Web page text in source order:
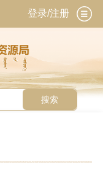
登录/注册
搜索
息公开>法